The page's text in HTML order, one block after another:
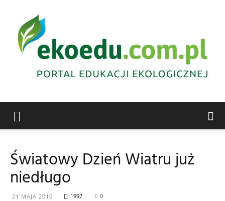
Światowy Dzień Wiatru już
niedługo
21 MAJA 2010 1997 0